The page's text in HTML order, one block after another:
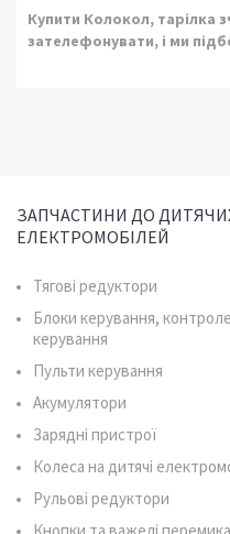
Купити Колокол, тарілка
зателефонувати, і ми
ЗАПЧАСТИНИ ДО
ЕЛЕКТРОМОБІЛЕЙ
Тягові редуктори
Блоки керування,
керування
Пульти керування
Акумулятори
Зарядні пристрої
Колеса на дитячі
Рульові редуктори